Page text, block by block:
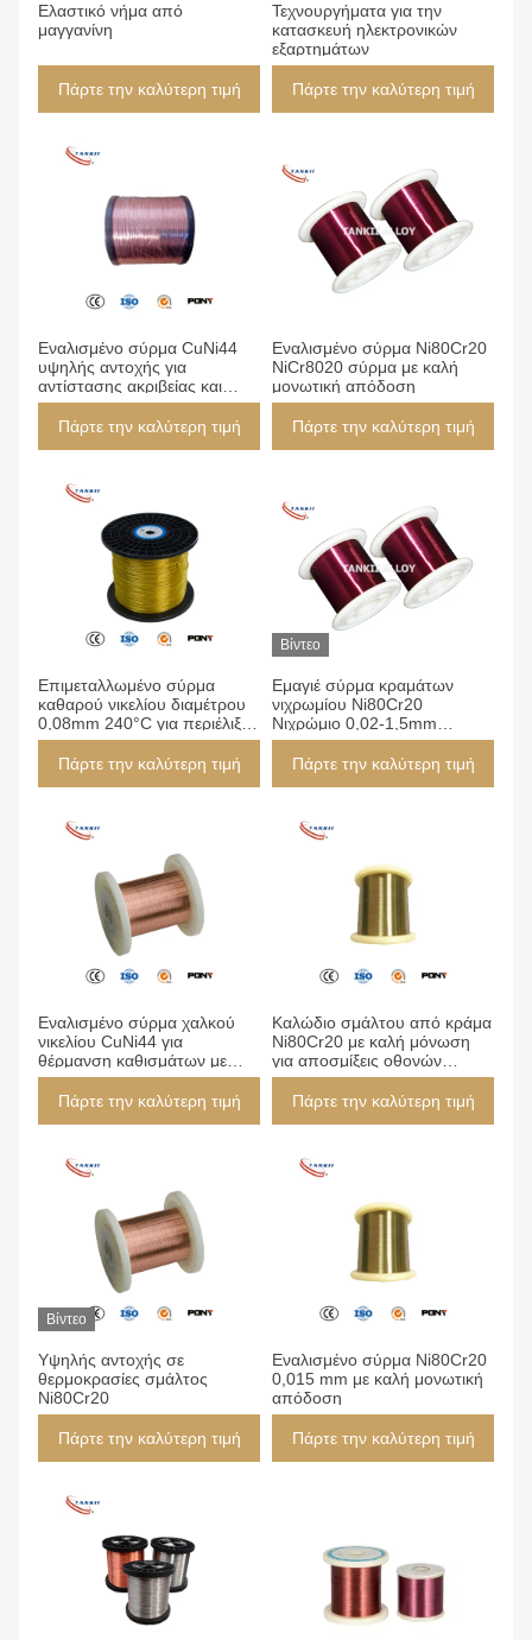
Ελαστικό νήμα από
μαγγανίνη
Πάρτε την καλύτερη τιμή
Τεχνουργήματα για την
κατασκευή ηλεκτρονικών
εξαρτημάτων
Πάρτε την καλύτερη τιμή
Εναλισμένο σύρμα CuNi44
υψηλής αντοχής για
αντίστασης ακριβείας και
αισθητήρες με προδιαγραφές
0.02-1.5mm
Πάρτε την καλύτερη τιμή
Εναλισμένο σύρμα Ni80Cr20
NiCr8020 σύρμα με καλή
μονωτική απόδοση
Πάρτε την καλύτερη τιμή
Επιμεταλλωμένο σύρμα
καθαρού νικελίου διαμέτρου
0,08mm 240°C για περιέλιξη
εξαρτημάτων
μικροαισθητήρων
Πάρτε την καλύτερη τιμή
Βίντεο
Εμαγιέ σύρμα κραμάτων
νιχρωμίου Ni80Cr20
Νιχρώμιο 0,02-1,5mm
Χρυσοκίτρινο Κόκκινο για
αντιστάσεις υψηλής/χαμηλής
Πάρτε την καλύτερη τιμή
Εναλισμένο σύρμα χαλκού
νικελίου CuNi44 για
θέρμανση καθισμάτων με
αντοχή σε υψηλή
θερμοκρασία και διάβρωση
Πάρτε την καλύτερη τιμή
Καλώδιο σμάλτου από κράμα
Ni80Cr20 με καλή μόνωση
για αποσμίξεις οθονών
οπίσθιας θέσης
Πάρτε την καλύτερη τιμή
Βίντεο
Υψηλής αντοχής σε
θερμοκρασίες σμάλτος
Ni80Cr20
Πάρτε την καλύτερη τιμή
Εναλισμένο σύρμα Ni80Cr20
0,015 mm με καλή μονωτική
απόδοση
Πάρτε την καλύτερη τιμή